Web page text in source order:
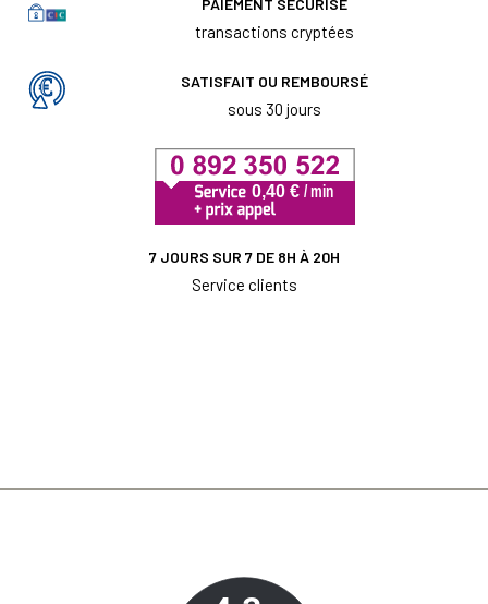
transactions cryptées
SATISFAIT OU REMBOURSÉ
sous 30 jours
7 JOURS SUR 7 DE 8H À 20H
Service clients